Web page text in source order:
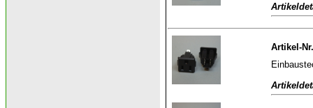
Artikel-